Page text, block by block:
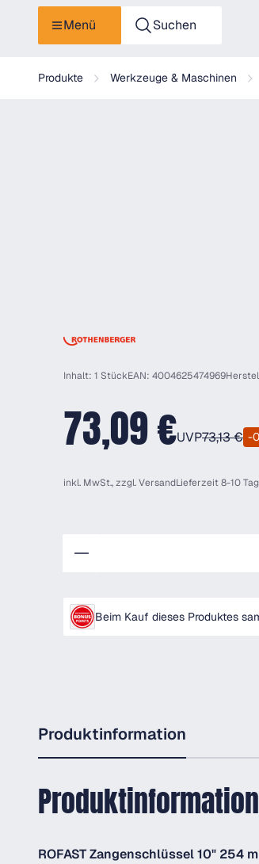
Menü Suchen
Produkte Werkzeuge & Maschinen
Rothenberger ROFAST Zangenschlüssel
Inhalt: 1 StückEAN: 4004625474969
73,09 €UVP73,13 € -
inkl. MwSt., zzgl.VersandLieferzeit 8-10
Beim Kauf dieses Produktes
Produktinformation
ROFAST Zangenschlüssel 10" 254